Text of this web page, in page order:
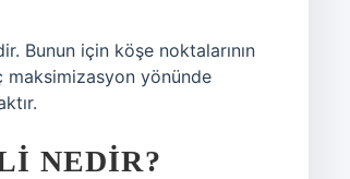
Bunun için köşe noktalarının
maksimizasyon yönünde
NEDIR?